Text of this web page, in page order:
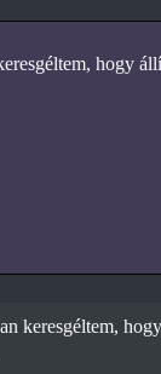
hogy
keresgéltem,